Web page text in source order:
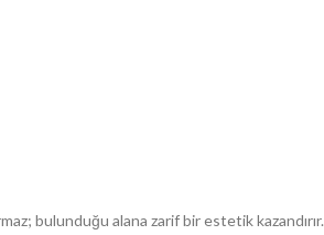
bulunduğu alana zarif bir estetik kazandırır.